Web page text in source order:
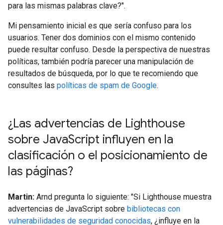
para las mismas palabras clave?".
Mi pensamiento inicial es que sería confuso para los
usuarios. Tener dos dominios con el mismo contenido
puede resultar confuso. Desde la perspectiva de nuestras
políticas, también podría parecer una manipulación de
resultados de búsqueda, por lo que te recomiendo que
consultes las políticas de spam de Google.
¿Las advertencias de Lighthouse
sobre JavaScript influyen en la
clasificación o el posicionamiento de
las páginas?
Martin: Arnd pregunta lo siguiente: "Si Lighthouse muestra
advertencias de JavaScript sobre bibliotecas con
vulnerabilidades de seguridad conocidas, ¿influye en la